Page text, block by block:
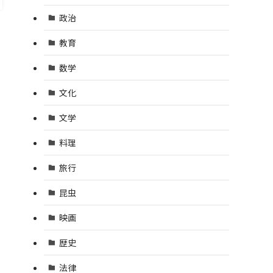
政治
教育
数学
文化
文学
料理
旅行
昆虫
映画
歴史
法律